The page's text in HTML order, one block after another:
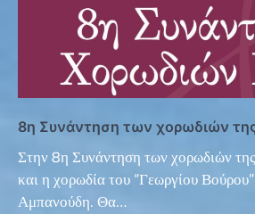
8η Συνάντηση των χορωδιών
Στην 8η Συνάντηση των χορωδιών
και η χορωδία του “Γεωργίου
Αμπανούδη. Θα…